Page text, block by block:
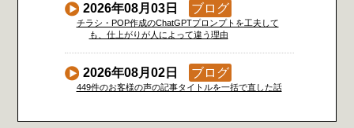
2026年08月03日 ブログ
チラシ・POP作成のChatGPTプロンプトを工夫して
も、仕上がりが人によって違う理由
2026年08月02日 ブログ
449件のお客様の声の記事タイトルを一括で直した話